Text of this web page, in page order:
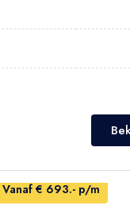
Vanaf € 693.- p/m